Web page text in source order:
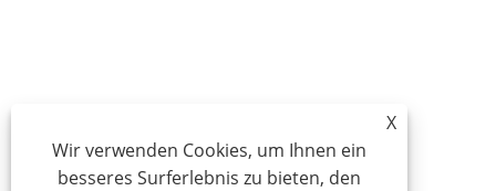
X
Wir verwenden Cookies, um Ihnen ein
besseres Surferlebnis zu bieten, den